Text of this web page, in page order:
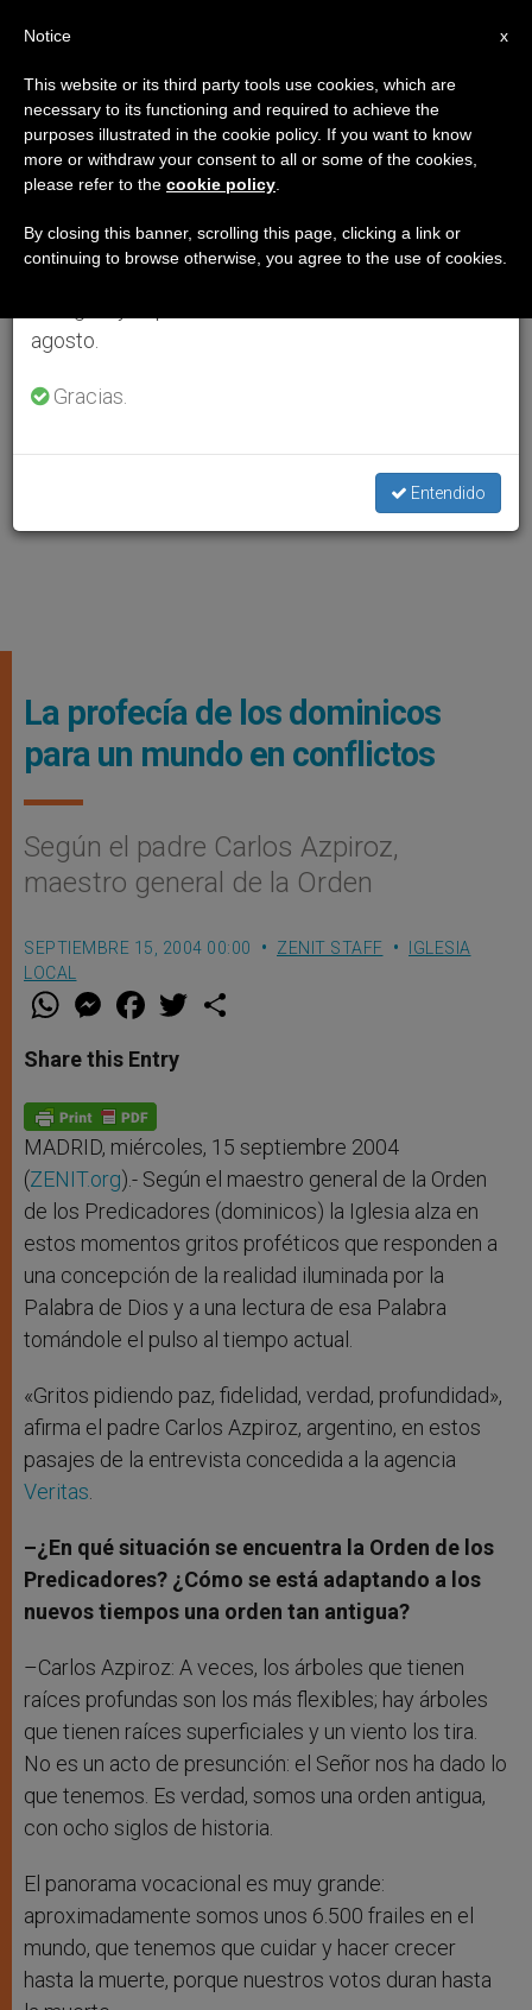
La profecía de los dominicos
para un mundo en conflictos
Según el padre Carlos Azpiroz,
maestro general de la Orden
SEPTIEMBRE 15, 2004 00:00 ZENIT STAFF
IGLESIA
LOCAL
W
t
s
p
p
M
e
s
e
g
e
r
F
a
e
b
o
k
w
Share this Entry
MADRID, miércoles, 15 septiembre 2004
(ZENIT.org).- Según el maestro general de la Orden
de los Predicadores (dominicos) la Iglesia alza en
estos momentos gritos proféticos que responden a
una concepción de la realidad iluminada por la
Palabra de Dios y a una lectura de esa Palabra
tomándole el pulso al tiempo actual.
«Gritos pidiendo paz, fidelidad, verdad, profundidad»,
afirma el padre Carlos Azpiroz, argentino, en estos
pasajes de la entrevista concedida a la agencia
Veritas.
–¿En qué situación se encuentra la Orden de los
Predicadores? ¿Cómo se está adaptando a los
nuevos tiempos una orden tan antigua?
–Carlos Azpiroz: A veces, los árboles que tienen
raíces profundas son los más flexibles; hay árboles
que tienen raíces superficiales y un viento los tira.
No es un acto de presunción: el Señor nos ha dado lo
que tenemos. Es verdad, somos una orden antigua,
con ocho siglos de historia.
El panorama vocacional es muy grande:
aproximadamente somos unos 6.500 frailes en el
mundo, que tenemos que cuidar y hacer crecer
hasta la muerte, porque nuestros votos duran hasta
×
Aviso importante
Del 27 de julio al 7 de agosto haremos la pausa
anual, aprovechando que en el periodo de verano
se generan menos informaciones y también el
agosto.
Gracias.
Entendido
x
Notice
This website or its third party tools use cookies, which are
necessary to its functioning and required to achieve the
purposes illustrated in the cookie policy. If you want to know
more or withdraw your consent to all or some of the cookies,
please refer to the cookie policy
By closing this banner, scrolling this page, clicking a link or
continuing to browse otherwise, you agree to the use of cookies.